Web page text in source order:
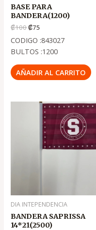
BASE PARA
BANDERA(1200)
₡100₡75
CODIGO :843027
BULTOS :1200
AÑADIR AL CARRITO
DIA INTEPENDENCIA
BANDERA SAPRISSA
14*21(2500)
precio
original
₡100
El
precio
actual
es:
₡50